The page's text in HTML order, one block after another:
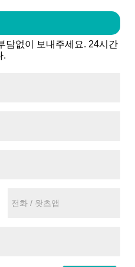
담없이 보내주세요. 24시간
.